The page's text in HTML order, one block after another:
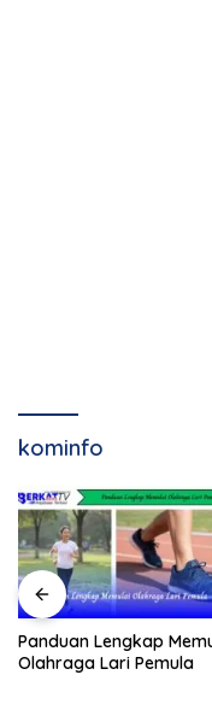
kominfo
Panduan Lengkap
Olahraga Lari Pemula